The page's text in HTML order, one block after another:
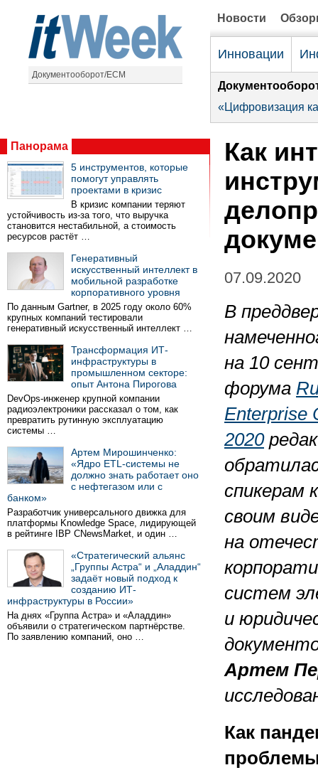
Документооборот/ECM
Новости
Инновации
«Цифровизация
Панорама
5 инструментов, которые
помогут управлять
проектами в кризис
В кризис компании теряют
устойчивость из-за того, что выручка
становится нестабильной, а стоимость
ресурсов растёт …
Генеративный
искусственный интеллект в
мобильной разработке
корпоративного уровня
По данным Gartner, в 2025 году около 60%
крупных компаний тестировали
генеративный искусственный интеллект …
Трансформация ИТ-
инфраструктуры в
промышленном секторе:
опыт Антона Пирогова
DevOps-инженер крупной компании
радиоэлектроники рассказал о том, как
превратить рутинную эксплуатацию
системы …
Артем Мирошинченко:
«Ядро ETL-системы не
должно знать работает оно
с нефтегазом или с
банком»
Разработчик универсального движка для
платформы Knowledge Space, лидирующей
в рейтинге IBP CNewsMarket, и один …
«Стратегический альянс
„Группы Астра“ и „Аладдин“
задаёт новый подход к
созданию ИТ-
инфраструктуры в России»
На днях «Группа Астра» и «Аладдин»
объявили о стратегическом партнёрстве.
По заявлению компаний, оно …
Как
07.09.2020
В
на 10
форума
Enterprise
2020
спикерам
своим
на
систем
и
Артем
Как